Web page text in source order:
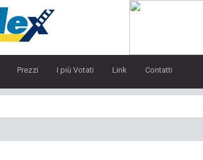
Prezzi I più Votati Link Contatti